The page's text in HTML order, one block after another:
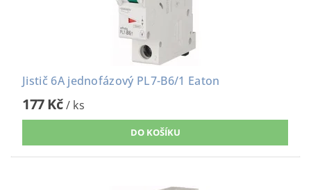
Jistič 6A jednofázový PL7-B6/1 Eaton
177 Kč/ ks